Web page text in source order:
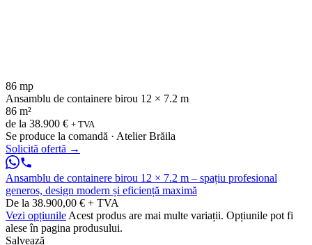
86 mp
Ansamblu de containere birou 12 × 7.2 m
86 m²
de la 38.900 € + TVA
Se produce la comandă · Atelier Brăila
Solicită ofertă →
Ansamblu de containere birou 12 × 7.2 m – spațiu profesional
generos, design modern și eficiență maximă
De la 38.900,00 € + TVA
Vezi opțiunile Acest produs are mai multe variații. Opțiunile pot fi
alese în pagina produsului.
Salvează